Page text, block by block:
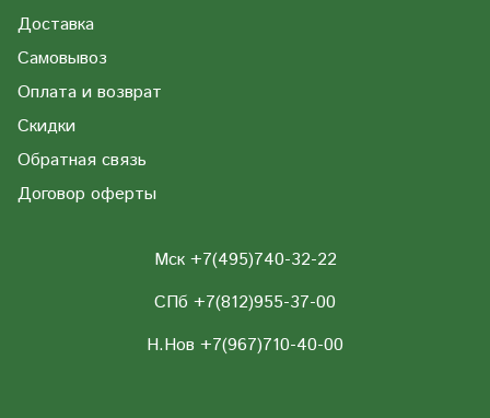
Доставка
Самовывоз
Оплата и возврат
Скидки
Обратная связь
Договор оферты
Мск +7(495)740-32-22
СПб +7(812)955-37-00
Н.Нов +7(967)710-40-00